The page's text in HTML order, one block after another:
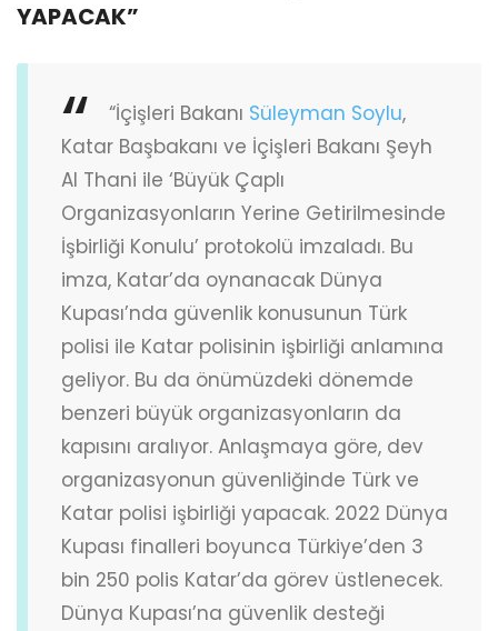
YAPACAK”
“İçişleri Bakanı Süleyman Soylu,
Katar Başbakanı ve İçişleri Bakanı Şeyh
Al Thani ile ‘Büyük Çaplı
Organizasyonların Yerine Getirilmesinde
İşbirliği Konulu’ protokolü imzaladı. Bu
imza, Katar’da oynanacak Dünya
Kupası’nda güvenlik konusunun Türk
polisi ile Katar polisinin işbirliği anlamına
geliyor. Bu da önümüzdeki dönemde
benzeri büyük organizasyonların da
kapısını aralıyor. Anlaşmaya göre, dev
organizasyonun güvenliğinde Türk ve
Katar polisi işbirliği yapacak. 2022 Dünya
Kupası finalleri boyunca Türkiye’den 3
bin 250 polis Katar’da görev üstlenecek.
Dünya Kupası’na güvenlik desteği